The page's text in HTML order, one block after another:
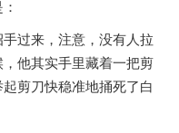
过来，注意，没有人拉
他其实手里藏着一把剪
剪刀快稳准地捅死了白